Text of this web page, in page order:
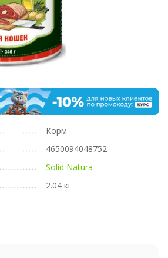
Корм
4650094048752
Solid Natura
2.04 кг